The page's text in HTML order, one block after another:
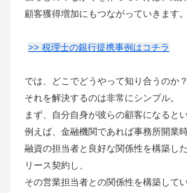
顧客獲得増加にもつながっていきます。
>> 税理士の銀行提携事例はコチラ
では、どこでどうやって知り合うのか？
それを解決するのは非常にシンプル。
まず、自分自身が彼らの顧客になると
例えば、金融機関であれば事務所開業
融資の担当者と良好な関係性を構築し
リース契約し、
その営業担当者との関係性を構築して